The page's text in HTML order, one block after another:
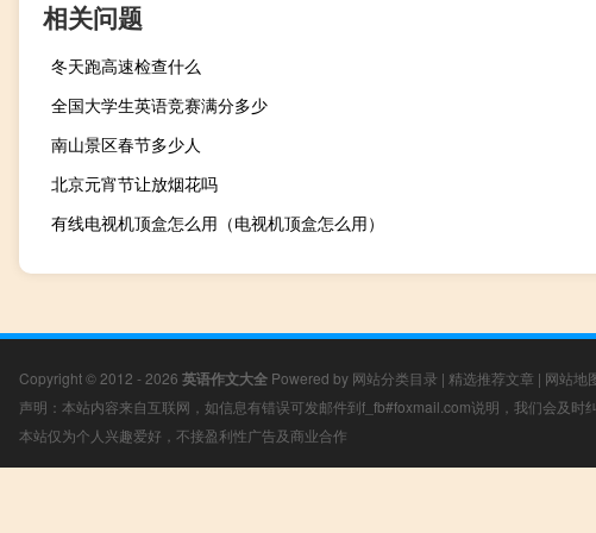
相关问题
冬天跑高速检查什么
全国大学生英语竞赛满分多少
南山景区春节多少人
北京元宵节让放烟花吗
有线电视机顶盒怎么用（电视机顶盒怎么用）
Copyright © 2012 - 2026 英语作文大全 Powered by 网站分类目录 | 精选推荐文章 | 网站地
声明：本站内容来自互联网，如信息有错误可发邮件到f_fb#foxmail.com说明，我们会及时
本站仅为个人兴趣爱好，不接盈利性广告及商业合作